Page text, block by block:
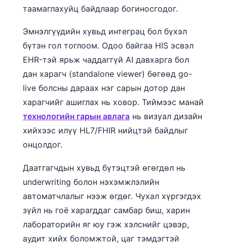
таамаглахуйц байдлаар богиносгодог.
Эмнэлгүүдийн хувьд интеграц бол бүхэл
бүтэн гол тоглоом. Одоо байгаа HIS эсвэл
EHR-тэй ярьж чаддаггүй AI давхарга бол
дан харагч (standalone viewer) бөгөөд go-
live болсны дараах нэг сарын дотор дан
харагчийг ашиглах нь ховор. Тиймээс манай
технологийн гарын авлага нь визуал дизайн
хийхээс илүү HL7/FHIR нийцтэй байдлыг
онцолдог.
Даатгагчдын хувьд бүтэцтэй өгөгдөл нь
underwriting болон нэхэмжлэлийн
автоматчлалыг нээж өгдөг. Чухал хүргэгдэх
зүйл нь гоё харагддаг самбар биш, харин
лабораторийн яг юу гэж хэлснийг цэвэр,
аудит хийх боломжтой, цаг тэмдэгтэй
Polski
Slovenščina
Magyar
Shqip
বাংলা
اردو
मराठी
తెలుగు
தமிழ்
ಕನ್ನಡ
മലയാളം